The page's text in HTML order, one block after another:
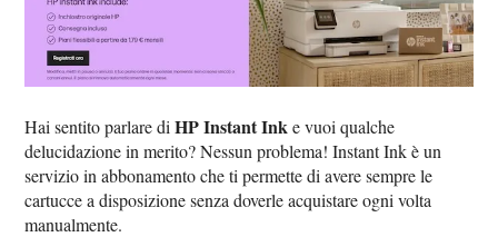
Hai sentito parlare diHP Instant Inke vuoi qualche
delucidazione in merito? Nessun problema! Instant Ink è un
servizio in abbonamento che ti permette di avere sempre le
cartucce a disposizione senza doverle acquistare ogni volta
manualmente.